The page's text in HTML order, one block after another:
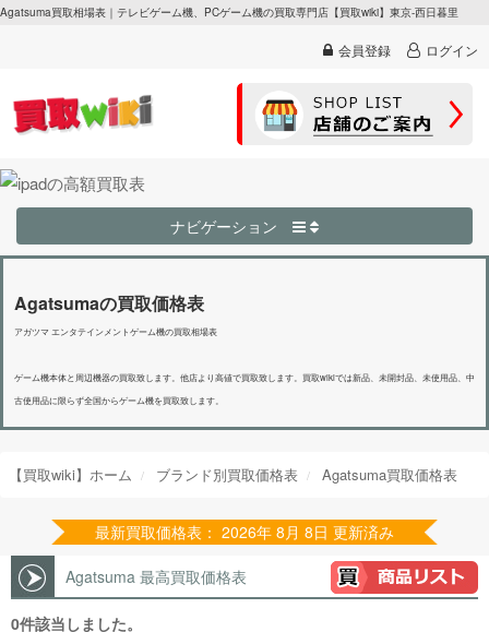
Agatsuma買取相場表｜テレビゲーム機、PCゲーム機の買取専門店【買取wiki】東京-西日暮里
会員登録 ログイン
ナビゲーション
Agatsumaの買取価格表
アガツマ エンタテインメントゲーム機の買取相場表
ゲーム機本体と周辺機器の買取致します。他店より高値で買取致します。買取wikiでは新品、未開封品、未使用品、中
古使用品に限らず全国からゲーム機を買取致します。
【買取wiki】ホーム ブランド別買取価格表 Agatsuma買取価格表
最新買取価格表： 2026年 8月 8日 更新済み
Agatsuma 最高買取価格表
0件該当しました。